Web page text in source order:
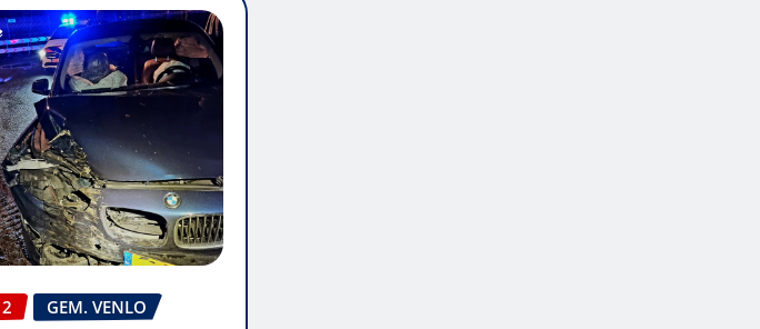
GEM. VENLO